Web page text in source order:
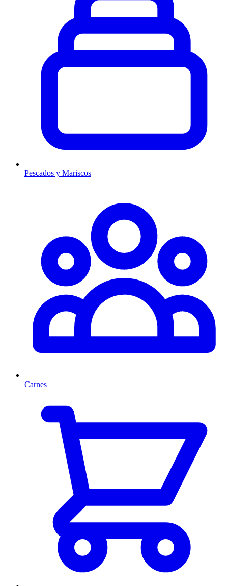
Pescados y Mariscos
Carnes